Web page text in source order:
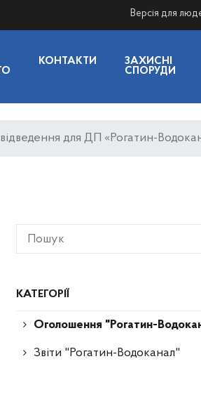
Версія для
КОНТАКТИ
ЗАХИСНІ
СПОРУДИ
для ДП «Рогатин-
КАТЕГОРІЇ
Оголошення "Рогатин-
Звіти "Рогатин-Водоканал"